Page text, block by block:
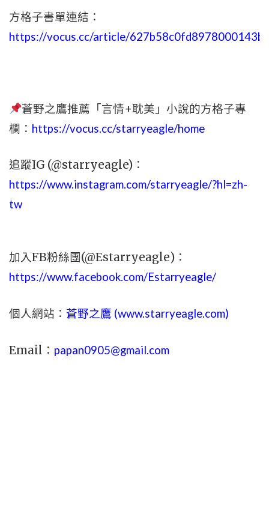
方格子書單連結：
https://vocus.cc/article/
蒼野之鷹推薦「言情+耽美」小說的方格子專
欄： https://vocus.cc/starryeagle/home
追蹤IG (@starryeagle)：
https://www.instagram.com/starryeagle/?hl=zh-
tw
加入FB粉絲團(@Estarryeagle)：
https://www.facebook.com/Estarryeagle/
個人網站： 蒼野之鷹 (www.starryeagle.com)
Email： papan0905@gmail.com